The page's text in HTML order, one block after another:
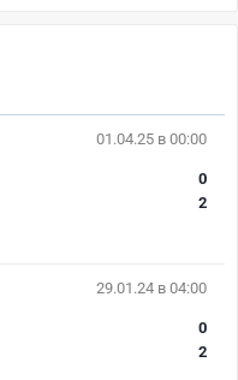
01.04.25 в 00:00
0
2
29.01.24 в 04:00
0
2